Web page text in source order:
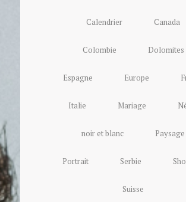
Calendrier Canada
Colombie Dolomites
Espagne Europe
Italie Mariage
noir et blanc Paysage
Portrait Serbie
Suisse